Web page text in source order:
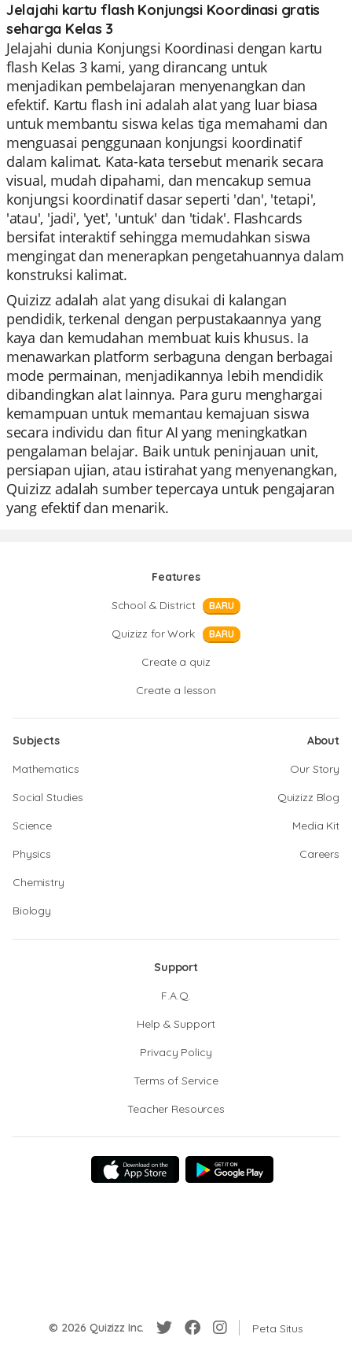
Jelajahi kartu flash Konjungsi Koordinasi gratis
seharga Kelas 3
Jelajahi dunia Konjungsi Koordinasi dengan kartu
flash Kelas 3 kami, yang dirancang untuk
menjadikan pembelajaran menyenangkan dan
efektif. Kartu flash ini adalah alat yang luar biasa
untuk membantu siswa kelas tiga memahami dan
menguasai penggunaan konjungsi koordinatif
dalam kalimat. Kata-kata tersebut menarik secara
visual, mudah dipahami, dan mencakup semua
konjungsi koordinatif dasar seperti 'dan', 'tetapi',
'atau', 'jadi', 'yet', 'untuk' dan 'tidak'. Flashcards
bersifat interaktif sehingga memudahkan siswa
mengingat dan menerapkan pengetahuannya dalam
konstruksi kalimat.
Quizizz adalah alat yang disukai di kalangan
pendidik, terkenal dengan perpustakaannya yang
kaya dan kemudahan membuat kuis khusus. Ia
menawarkan platform serbaguna dengan berbagai
mode permainan, menjadikannya lebih mendidik
dibandingkan alat lainnya. Para guru menghargai
kemampuan untuk memantau kemajuan siswa
secara individu dan fitur AI yang meningkatkan
pengalaman belajar. Baik untuk peninjauan unit,
persiapan ujian, atau istirahat yang menyenangkan,
Quizizz adalah sumber tepercaya untuk pengajaran
yang efektif dan menarik.
Features
School & District
BARU
Quizizz for Work BARU
Create a quiz
Create a lesson
Subjects
Mathematics
Social Studies
Science
Physics
Chemistry
Biology
About
Our Story
Quizizz Blog
Media Kit
Careers
Support
F.A.Q.
Help & Support
Privacy Policy
Terms of Service
Teacher Resources
© 2026 Quizizz Inc. Peta Situs